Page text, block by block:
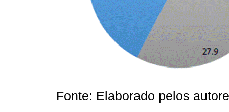
Fonte: Elaborado pelos